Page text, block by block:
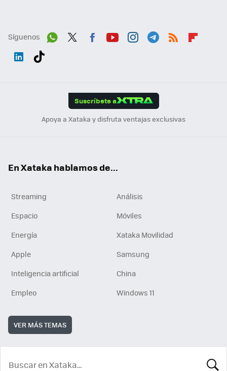
Síguenos
Suscríbete a
Apoya a Xataka y disfruta ventajas exclusivas
En Xataka hablamos de...
Streaming
Análisis
Espacio
Móviles
Energía
Xataka Movilidad
Apple
Samsung
Inteligencia artificial
China
Empleo
Windows 11
VER MÁS TEMAS